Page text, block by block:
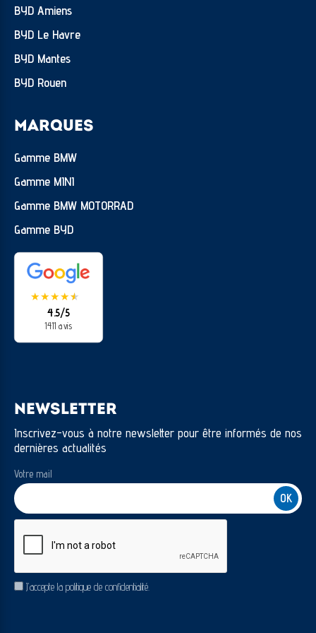
Suspensions DirectDrive
secours
Tuner radio numerique DAB
Volant M gainé cuir
BYD Amiens
BYD Le Havre
BYD Mantes
BYD Rouen
MARQUES
Gamme BMW
Gamme MINI
Gamme BMW MOTORRAD
Gamme BYD
★★★★★
★
4.5/5
1411 avis
NEWSLETTER
Inscrivez-vous à notre newsletter pour être informés de nos
dernières actualités
Votre mail
RGPDJ’accepte la politique de confidentialité.